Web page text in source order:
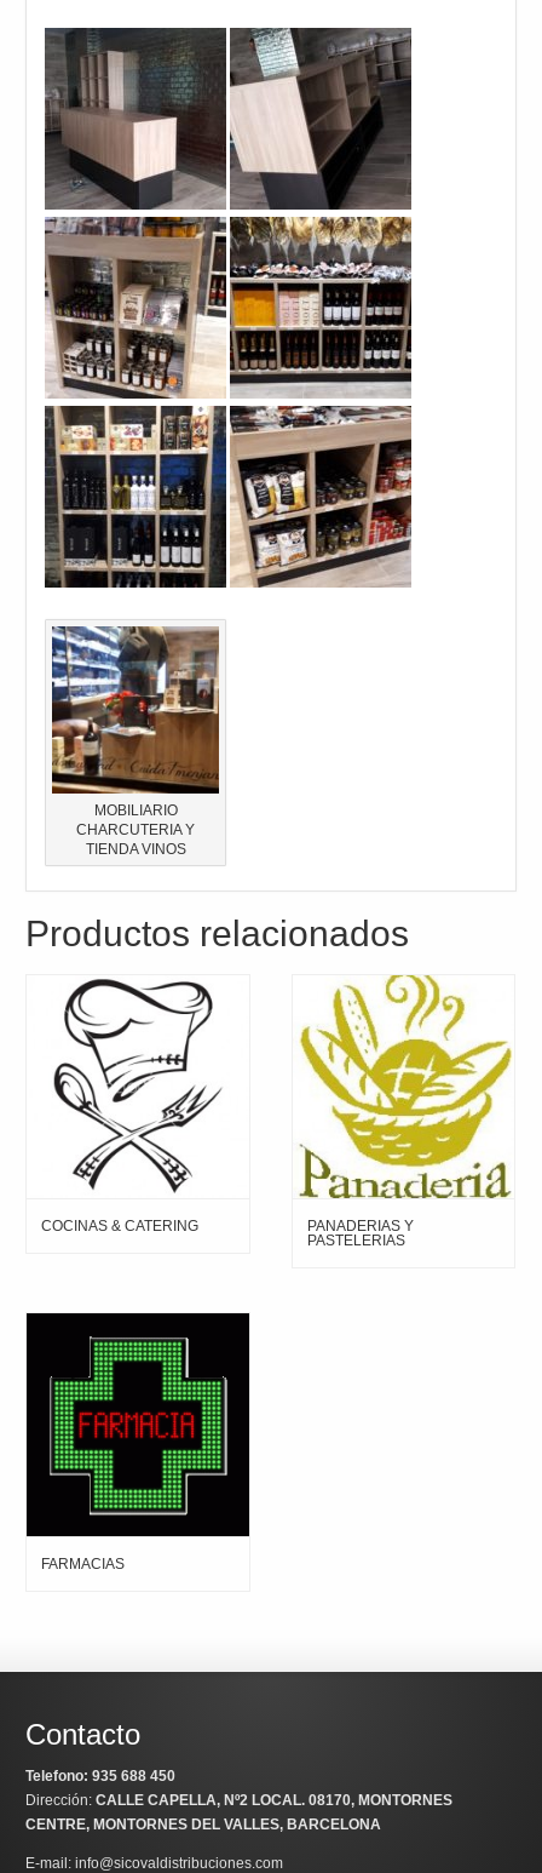
MOBILIARIO
CHARCUTERIA Y
TIENDA VINOS
Productos relacionados
COCINAS & CATERING
PANADERIAS Y
PASTELERIAS
FARMACIAS
Contacto
Telefono: 935 688 450
Dirección:CALLE CAPELLA, Nº2 LOCAL. 08170, MONTORNES
CENTRE, MONTORNES DEL VALLES, BARCELONA
E-mail: info@sicovaldistribuciones.com